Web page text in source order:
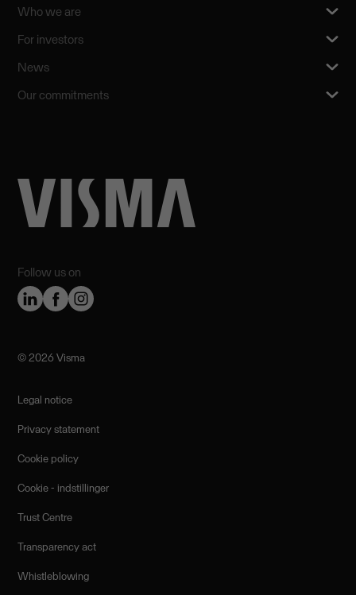
Follow us on
Who we are
For investors
News
Our commitments
©️ 2026 Visma
Legal notice
Privacy statement
Cookie policy
Cookie - indstillinger
Trust Centre
Transparency act
Whistleblowing